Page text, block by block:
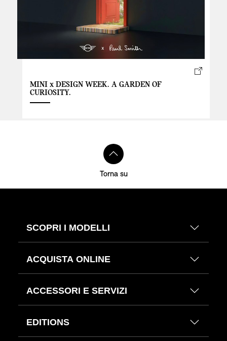
MINI x DESIGN WEEK. A GARDEN OF
CURIOSITY.
Torna su
SCOPRI I MODELLI
ACQUISTA ONLINE
ACCESSORI E SERVIZI
EDITIONS